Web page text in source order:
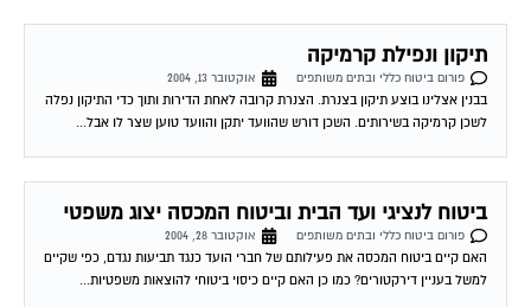
תיקון ונפילת קרמיקה
פורום ביטוח כללי ובתים משותפים
בבנין אצלינו בוצע תיקון בצנרת. הצנרת קרובה לאחת הדירות ותוך כדי התיקון נפלה
לשכן קרמיקה בשירותים. השכן דורש שהוועד יתקן והוועד טוען שצר לו אבל...
ביטוח לנציגי ועד הבית וביטוח המכסה יצוג משפטי
פורום ביטוח כללי ובתים משותפים
אוקטובר 28, 2004
האם קיים ביטוח המכסה את פעילותם של חברי הועד כנגד תביעות נגדם, כפי שקיים
למשל בעניין דירקטורים? כמו כן האם קיים כיסוי ביטוחי להוצאות משפטיות...